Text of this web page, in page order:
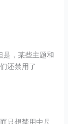
是，某些主题和
还禁用了